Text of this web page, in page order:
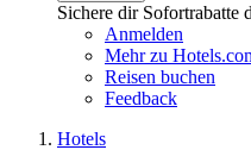
Sichere dir Sofortrabatte
Anmelden
Mehr zu
Reisen buchen
Feedback
Hotels